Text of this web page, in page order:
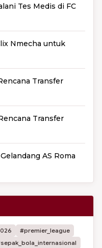
Tes Medis di FC
Nmecha untuk
Transfer
Transfer
AS Roma
#premier_league